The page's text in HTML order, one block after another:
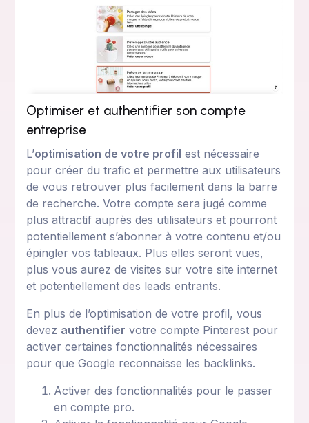
Optimiser et authentifier son compte
entreprise
L’optimisation de votre profil est nécessaire
pour créer du trafic et permettre aux utilisateurs
de vous retrouver plus facilement dans la barre
de recherche. Votre compte sera jugé comme
plus attractif auprès des utilisateurs et pourront
potentiellement s’abonner à votre contenu et/ou
épingler vos tableaux. Plus elles seront vues,
plus vous aurez de visites sur votre site internet
et potentiellement des leads entrants.
En plus de l’optimisation de votre profil, vous
devez authentifier votre compte Pinterest pour
activer certaines fonctionnalités nécessaires
pour que Google reconnaisse les backlinks.
Activer des fonctionnalités pour le passer
en compte pro.